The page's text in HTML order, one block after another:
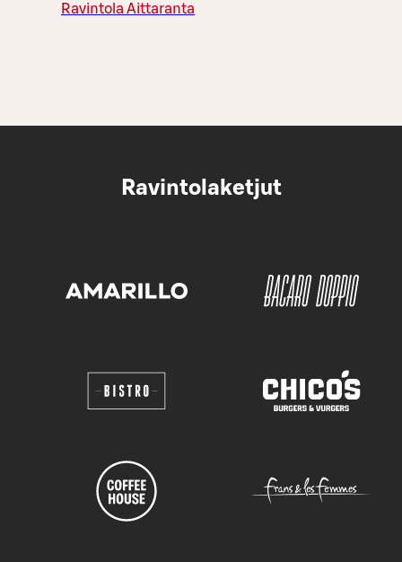
Ravintola Aittaranta
Ravintolaketjut